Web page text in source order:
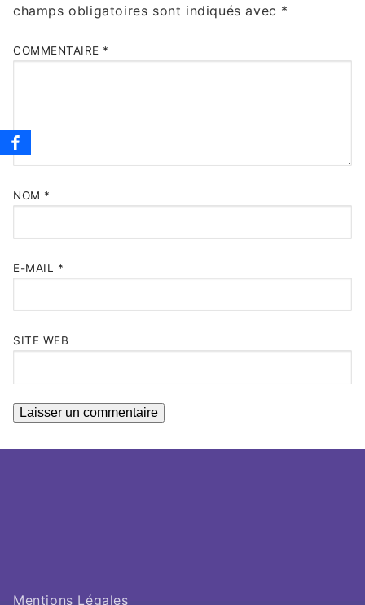
champs obligatoires sont indiqués avec *
COMMENTAIRE *
NOM *
E-MAIL *
SITE WEB
Mentions Légales